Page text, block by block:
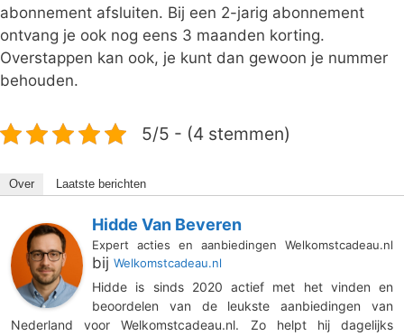
abonnement afsluiten. Bij een 2-jarig abonnement
ontvang je ook nog eens 3 maanden korting.
Overstappen kan ook, je kunt dan gewoon je nummer
behouden.
5/5 - (4 stemmen)
Over Laatste berichten
Hidde Van Beveren
Expert acties en aanbiedingen Welkomstcadeau.nl
bij Welkomstcadeau.nl
Hidde is sinds 2020 actief met het vinden en
beoordelen van de leukste aanbiedingen van
Nederland voor Welkomstcadeau.nl. Zo helpt hij dagelijks